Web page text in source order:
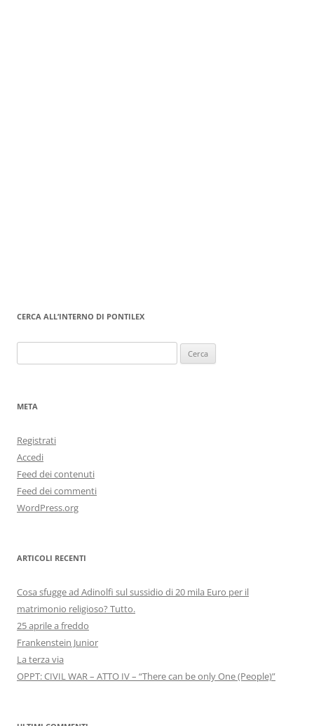
CERCA ALL’INTERNO DI PONTILEX
per:
META
Registrati
Accedi
Feed dei contenuti
Feed dei commenti
WordPress.org
ARTICOLI RECENTI
Cosa sfugge ad Adinolfi sul sussidio di 20 mila Euro per il
matrimonio religioso? Tutto.
25 aprile a freddo
Frankenstein Junior
La terza via
OPPT: CIVIL WAR – ATTO IV – “There can be only One (People)”